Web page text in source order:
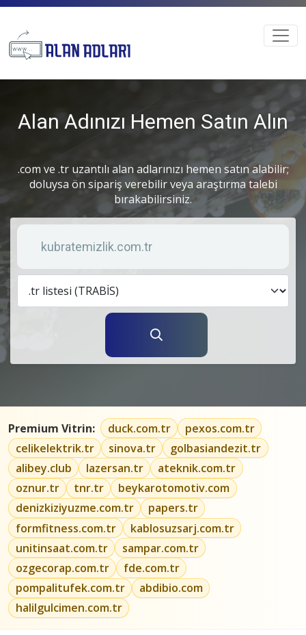
Alan Adınızı Hemen Satın Alın
.com ve .tr uzantılı alan adlarınızı hemen satın alabilir;
doluysa ön sipariş verebilir veya araştırma talebi
bırakabilirsiniz.
Anahtar kelime
Premium Vitrin: duck.com.tr
pexos.com.tr
celikelektrik.tr
sinova.tr
golbasiandezit.tr
alibey.club
lazersan.tr
ateknik.com.tr
oznur.tr
tnr.tr
beykarotomotiv.com
denizkiziyuzme.com.tr
papers.tr
formfitness.com.tr
kablosuzsarj.com.tr
unitinsaat.com.tr
sampar.com.tr
ozgecorap.com.tr
fde.com.tr
pompalitufek.com.tr
abdibio.com
halilgulcimen.com.tr